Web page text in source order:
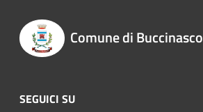
Comune di Buccinasco
SEGUICI SU